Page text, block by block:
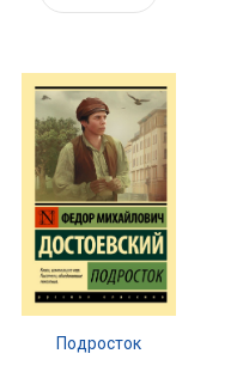
Подросток